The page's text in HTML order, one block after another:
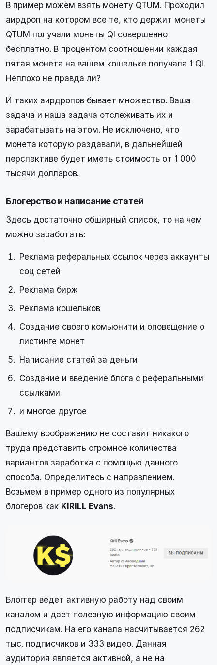
В пример можем взять монету QTUM. Проходил
аирдроп на котором все те, кто держит монеты
QTUM получали монеты QI совершенно
бесплатно. В процентом соотношении каждая
пятая монета на вашем кошельке получала 1 QI.
Неплохо не правда ли?
И таких аирдропов бывает множество. Ваша
задача и наша задача отслеживать их и
зарабатывать на этом. Не исключено, что
монета которую раздавали, в дальнейшей
перспективе будет иметь стоимость от 1 000
тысячи долларов.
Блогерство и написание статей
Здесь достаточно обширный список, то на чем
можно заработать:
Реклама реферальных ссылок через аккаунты
соц сетей
Реклама бирж
Реклама кошельков
Создание своего комьюнити и оповещение о
листинге монет
Написание статей за деньги
Создание и введение блога с реферальными
ссылками
и многое другое
Вашему воображению не составит никакого
труда представить огромное количества
вариантов заработка с помощью данного
способа. Определитесь с направлением.
Возьмем в пример одного из популярных
блогеров как KIRILL Evans.
Блоггер ведет активную работу над своим
каналом и дает полезную информацию своим
подписчикам. На его канала насчитывается 262
тыс. подписчиков и 333 видео. Данная
аудитория является активной, а не на